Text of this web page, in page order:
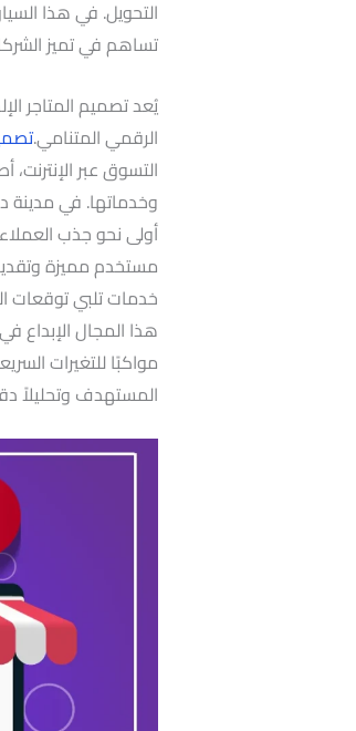
التحويل. في هذا
تساهم في تميز
يُعد تصميم المتاجر
الرقمي المتنامي.
التسوق عبر
وخدماتها. في مدينة
أولى نحو جذب
مستخدم مميزة
خدمات تلبي توقعات
هذا المجال الإبداع
مواكبًا للتغيرات
المستهدف وتحليلاً